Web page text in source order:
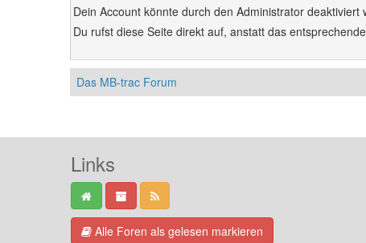
Dein Account könnte durch den Administrator
Du rufst diese Seite direkt auf, anstatt das
Das MB-trac Forum
Links
Alle Foren als gelesen markieren